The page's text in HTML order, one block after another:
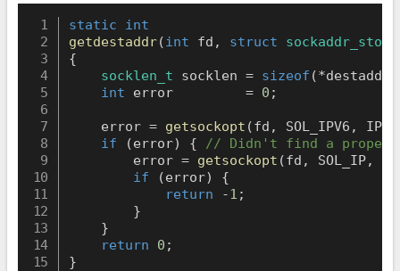
static
int
getdestaddr(int fd , struct
{
socklen_t socklen = sizeof (*destaddr
int error = 0 ;
    error
= getsockopt (fd , SOL_IPV6 ,
if
(error) {
// Didn't find a proper
        error
= getsockopt (fd , SOL_IP,
if
(error)
{
return
-1 ;
}
}
return
0 ;
}